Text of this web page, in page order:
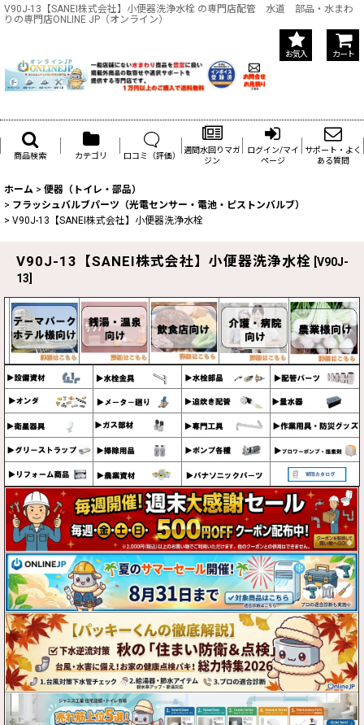
V90J-13【SANEI株式会社】小便器洗浄水栓 の専門店配管 水道 部品・水まわ
りの専門店ONLINE JP（オンライン）
お気入 カート
商品検索 カテゴリ 口コミ（評価）
週間水回りマガ
ジン
ログイン/マイ
ページ
サポート・よく
ある質問
ホーム > 便器（トイレ・部品）
> フラッシュバルブパーツ（光電センサー・電池・ピストンバルブ）
> V90J-13【SANEI株式会社】小便器洗浄水栓
V90J-13【SANEI株式会社】小便器洗浄水栓 V90J-
13